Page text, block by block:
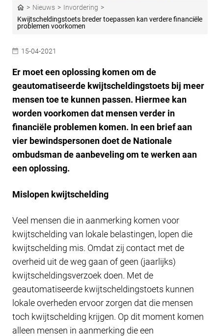
Nieuws
Invordering
Kwijtscheldingstoets breder toepassen kan verdere financiële
problemen voorkomen
15-04-2021
Er moet een oplossing komen om de
geautomatiseerde kwijtscheldingstoets bij meer
mensen toe te kunnen passen. Hiermee kan
worden voorkomen dat mensen verder in
financiële problemen komen. In een brief aan
vier bewindspersonen doet de Nationale
ombudsman de aanbeveling om te werken aan
een oplossing.
Mislopen kwijtschelding
Veel mensen die in aanmerking komen voor
kwijtschelding van lokale belastingen, lopen die
kwijtschelding mis. Omdat zij contact met de
overheid uit de weg gaan of geen (jaarlijks)
kwijtscheldingsverzoek doen. Met de
geautomatiseerde kwijtscheldingstoets kunnen
lokale overheden ervoor zorgen dat die mensen
toch kwijtschelding krijgen. Op dit moment komen
alleen mensen in aanmerking die een